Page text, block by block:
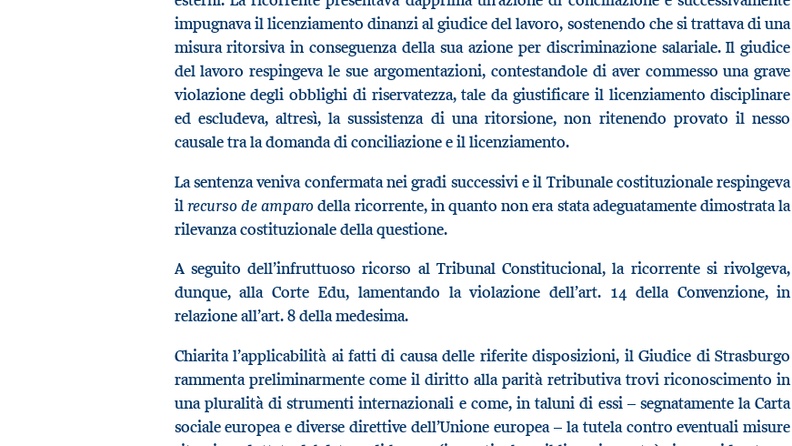
impugnava il licenziamento dinanzi al giudice del lavoro, sostenendo che si trattava di una
misura ritorsiva in conseguenza della sua azione per discriminazione salariale. Il giudice
del lavoro respingeva le sue argomentazioni, contestandole di aver commesso una grave
violazione degli obblighi di riservatezza, tale da giustificare il licenziamento disciplinare
ed escludeva, altresì, la sussistenza di una ritorsione, non ritenendo provato il nesso
causale tra la domanda di conciliazione e il licenziamento.
La sentenza veniva confermata nei gradi successivi e il Tribunale costituzionale respingeva
ilrecurso de amparodella ricorrente, in quanto non era stata adeguatamente dimostrata la
rilevanza costituzionale della questione.
A seguito dell’infruttuoso ricorso al Tribunal Constitucional, la ricorrente si rivolgeva,
dunque, alla Corte Edu, lamentando la violazione dell’art. 14 della Convenzione, in
relazione all’art. 8 della medesima.
Chiarita l’applicabilità ai fatti di causa delle riferite disposizioni, il Giudice di Strasburgo
rammenta preliminarmente come il diritto alla parità retributiva trovi riconoscimento in
una pluralità di strumenti internazionali e come, in taluni di essi – segnatamente la Carta
sociale europea e diverse direttive dell’Unione europea – la tutela contro eventuali misure